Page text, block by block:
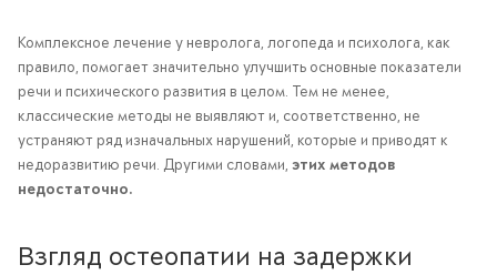
Комплексное лечение у невролога, логопеда и психолога, как
правило, помогает значительно улучшить основные показатели
речи и психического развития в целом. Тем не менее,
классические методы не выявляют и, соответственно, не
устраняют ряд изначальных нарушений, которые и приводят к
недоразвитию речи. Другими словами, этих методов
недостаточно.
Взгляд остеопатии на задержки